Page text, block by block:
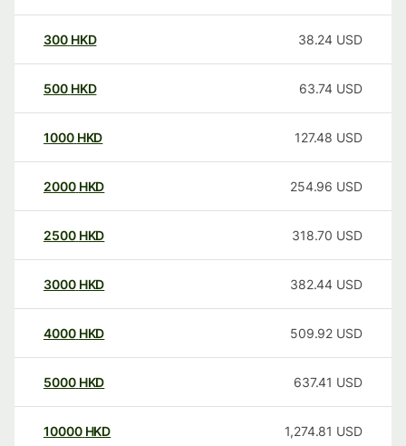
300 HKD 38.24 USD
500 HKD 63.74 USD
1000 HKD 127.48 USD
2000 HKD 254.96 USD
2500 HKD 318.70 USD
3000 HKD 382.44 USD
4000 HKD 509.92 USD
5000 HKD 637.41 USD
10000 HKD 1,274.81 USD